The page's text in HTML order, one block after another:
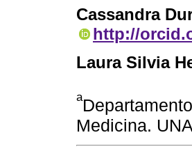
Cassandra
http://
Laura Silvia
a
Medicina.